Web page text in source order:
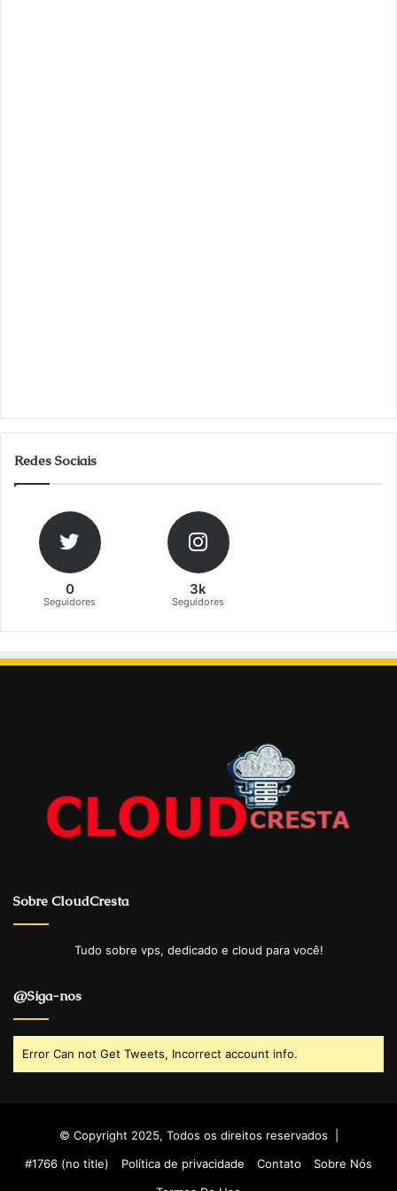
Redes Sociais
0
Seguidores
3k
Seguidores
Sobre CloudCresta
Tudo sobre vps, dedicado e cloud para você!
@Siga-nos
Error Can not Get Tweets, Incorrect account info.
© Copyright 2025, Todos os direitos reservados |
#1766 (no title)
Política de privacidade Contato
Sobre Nós